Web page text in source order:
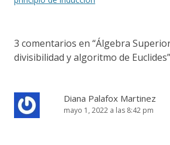
3 comentarios en “Álgebra
divisibilidad y algoritmo de Euclides”
Diana Palafox Martinez
mayo 1, 2022 a las 8:42 pm